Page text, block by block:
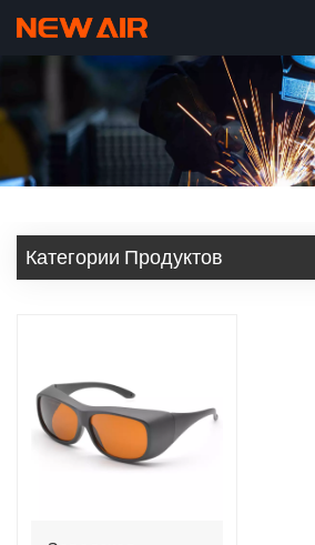
Категории Продуктов